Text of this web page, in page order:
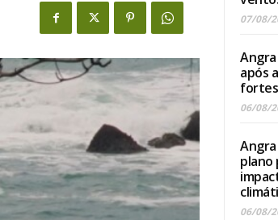
07/08/
após
fortes
06/08/
Angra
plano
06/08/